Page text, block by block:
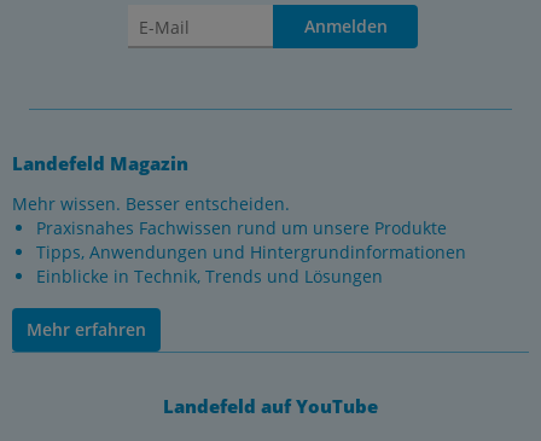
Anmelden
Landefeld Magazin
Mehr wissen. Besser entscheiden.
Praxisnahes Fachwissen rund um unsere Produkte
Tipps, Anwendungen und Hintergrundinformationen
Einblicke in Technik, Trends und Lösungen
Mehr erfahren
Landefeld auf YouTube